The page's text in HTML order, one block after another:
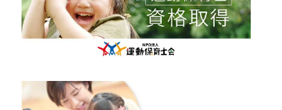
2025年4月
2025年2月
2024年5月
2024年3月